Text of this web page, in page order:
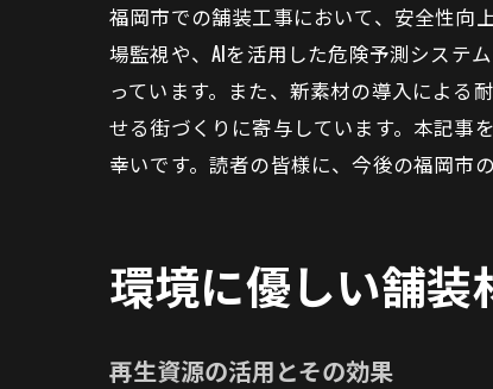
福岡市での舗装工事において、安全性向
場監視や、AIを活用した危険予測システ
っています。また、新素材の導入による
せる街づくりに寄与しています。本記事
幸いです。読者の皆様に、今後の福岡市
環境に優しい舗装
再生資源の活用とその効果